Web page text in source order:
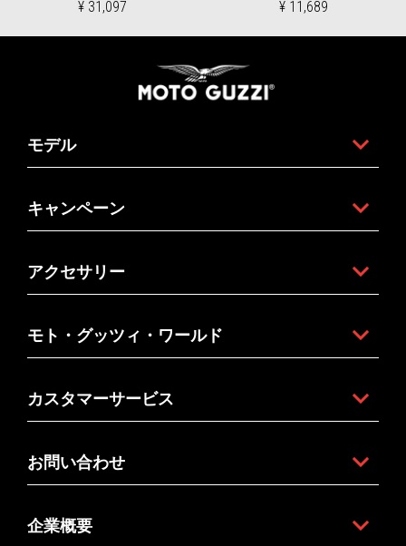
¥ 31,097 ¥ 11,689
モデル
キャンペーン
アクセサリー
モト・グッツィ・ワールド
カスタマーサービス
お問い合わせ
企業概要